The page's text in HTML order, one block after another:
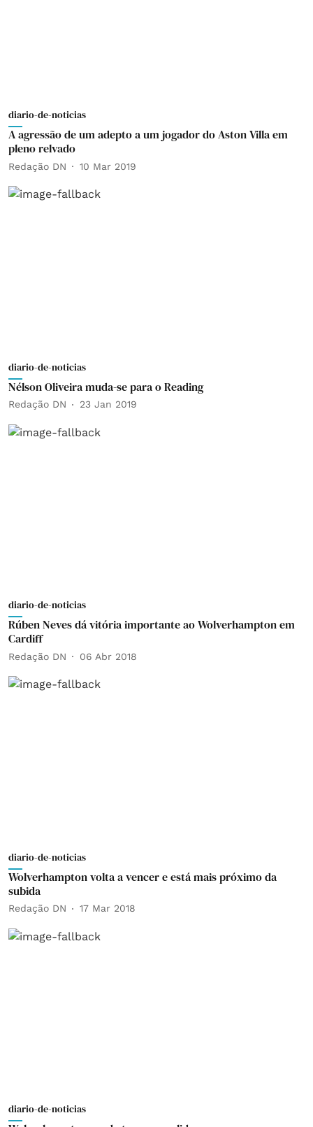
diario-de-noticias
A agressão de um adepto a um jogador do Aston Villa em
pleno relvado
Redação DN 10 Mar 2019
diario-de-noticias
Nélson Oliveira muda-se para o Reading
Redação DN 23 Jan 2019
diario-de-noticias
Rúben Neves dá vitória importante ao Wolverhampton em
Cardiff
Redação DN 06 Abr 2018
diario-de-noticias
Wolverhampton volta a vencer e está mais próximo da
subida
Redação DN 17 Mar 2018
diario-de-noticias